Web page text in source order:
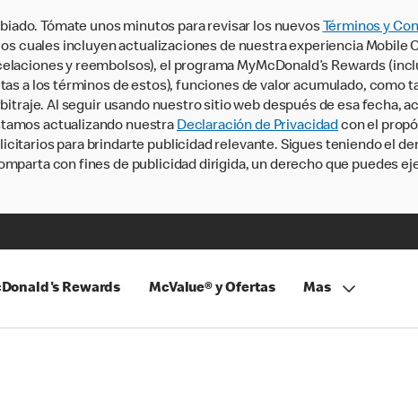
Tómate unos minutos para revisar los nuevos Términos y
cuales incluyen actualizaciones de nuestra experiencia Mobile
y reembolsos), el programa MyMcDonald’s Rewards
a los términos de estos), funciones de valor acumulado, como
Al seguir usando nuestro sitio web después de esa fecha,
actualizando nuestra Declaración de Privacidadcon el
para brindarte publicidad relevante. Sigues teniendo el
con fines de publicidad dirigida, un derecho que puedes
Rewards McValue® y Ofertas Mas